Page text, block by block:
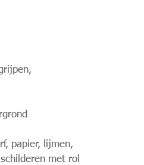
papier, lijmen,
met rol